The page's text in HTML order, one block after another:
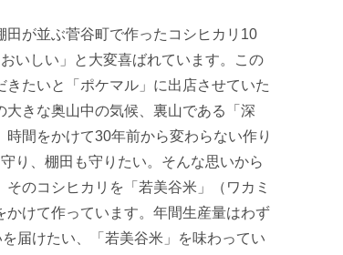
が並ぶ菅谷町で作ったコシヒカリ10
いしい」と大変喜ばれています。この
たいと「ポケマル」に出店させていた
きな奥山中の気候、裏山である「深
間をかけて30年前から変わらない作り
り、棚田も守りたい。そんな思いから
のコシヒカリを「若美谷米」（ワカミ
けて作っています。年間生産量はわず
届けたい、「若美谷米」を味わってい